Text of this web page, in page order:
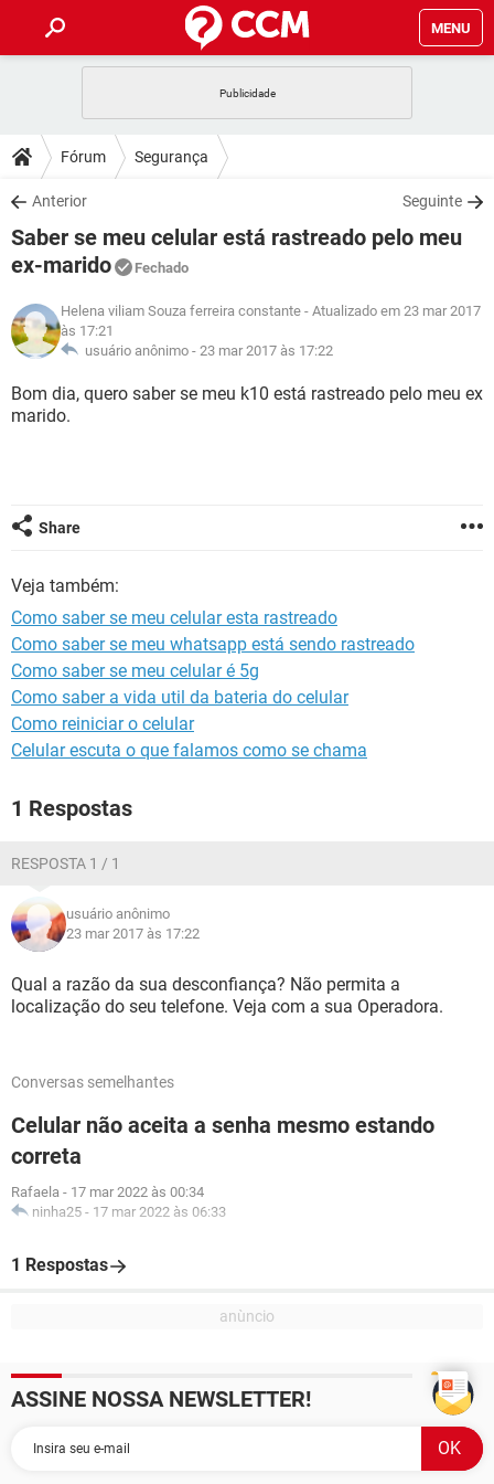
MENU
CELULAR
OUTLOOK
INSTAGRAM GMAIL
GUIA DE COMPRAS
DICAS
JOGOS
OUTLOOK
GUIA DE COMPRAS
DOWNLOADS
JOGOS WHATSAPP
CELULAR
OUTLOOK EXCEL
INSTAGRAM GMAIL
GUIA DE COMPRAS
CELULAR
INSTAGRAM
GLOSSÁRIO
JOGOS WHATSAPP
CELULAR FACEBOOK
OUTLOOK
Fórum Segurança
Anterior Seguinte
Saber se meu celular está rastreado pelo meu
ex-marido
Fechado
Helena viliam Souza ferreira constante- Atualizado em 23 mar 2017
às 17:21
usuário anônimo - 23 mar 2017 às 17:22
Bom dia, quero saber se meu k10 está rastreado pelo meu ex
marido.
Share
Veja também:
Como saber se meu celular esta rastreado
Como saber se meu whatsapp está sendo rastreado
Como saber se meu celular é 5g
Como saber a vida util da bateria do celular
Como reiniciar o celular
Celular escuta o que falamos como se chama
1 Respostas
RESPOSTA 1 / 1
usuário anônimo
23 mar 2017 às 17:22
Qual a razão da sua desconfiança? Não permita a
localização do seu telefone. Veja com a sua Operadora.
Conversas semelhantes
Celular não aceita a senha mesmo estando
correta
Rafaela - 17 mar 2022 às 00:34
ninha25 - 17 mar 2022 às 06:33
1 Respostas
ASSINE NOSSA NEWSLETTER!